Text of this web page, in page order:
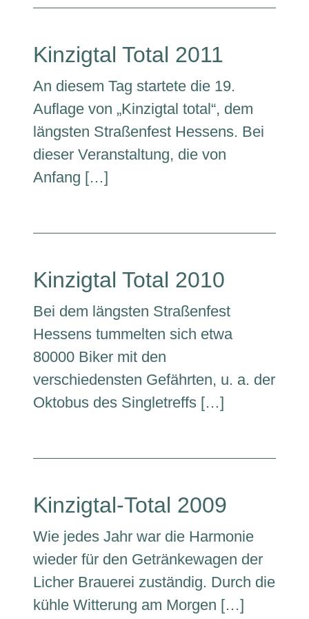
Kinzigtal Total 2011
An diesem Tag startete die 19.
Auflage von „Kinzigtal total“, dem
längsten Straßenfest Hessens. Bei
dieser Veranstaltung, die von
Anfang […]
Kinzigtal Total 2010
Bei dem längsten Straßenfest
Hessens tummelten sich etwa
80000 Biker mit den
verschiedensten Gefährten, u. a. der
Oktobus des Singletreffs […]
Kinzigtal-Total 2009
Wie jedes Jahr war die Harmonie
wieder für den Getränkewagen der
Licher Brauerei zuständig. Durch die
kühle Witterung am Morgen […]